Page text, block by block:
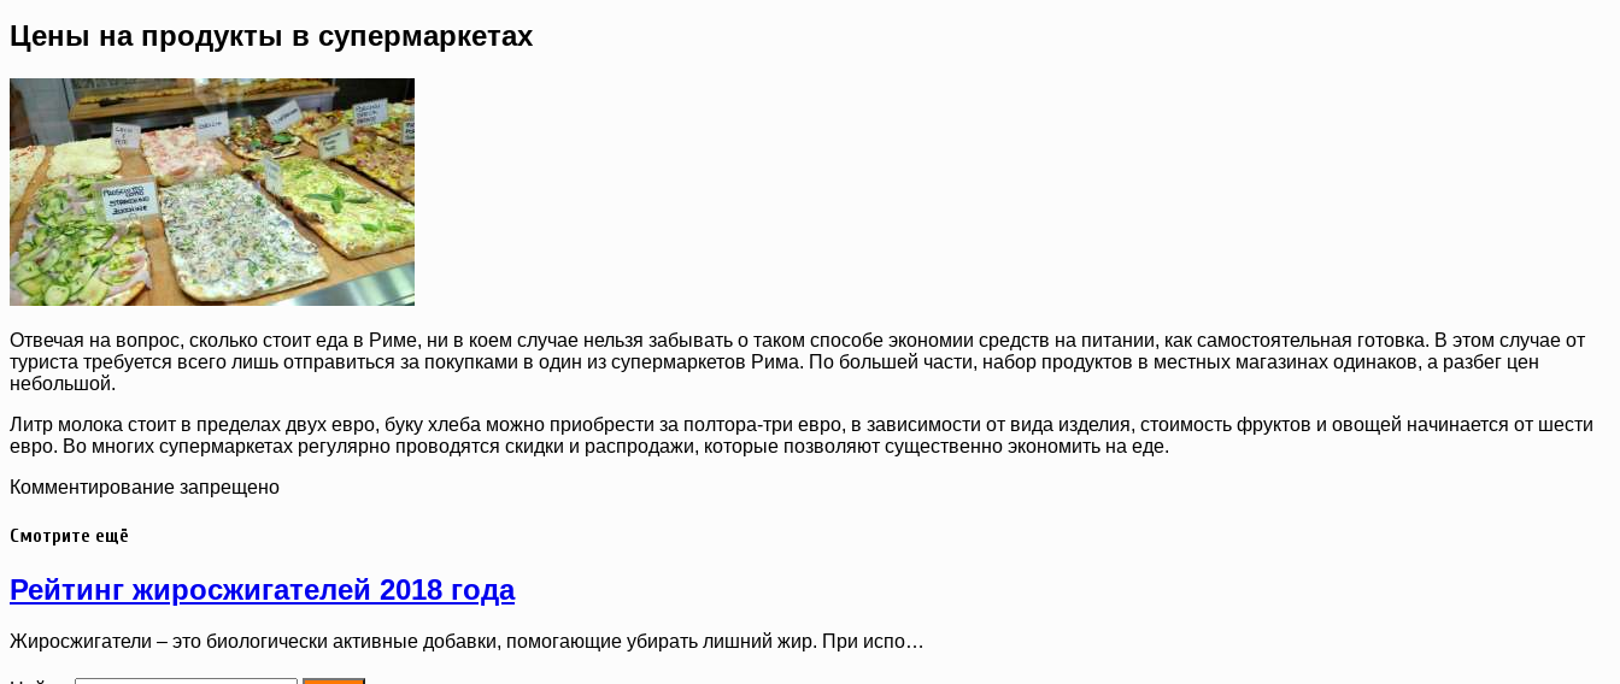
Цены на продукты в супермаркетах
Отвечая на вопрос, сколько стоит еда в Риме, ни в коем случае нельзя забывать о таком способе экономии средств на питании, как самостоятельная готовка. В этом случае от
туриста требуется всего лишь отправиться за покупками в один из супермаркетов Рима. По большей части, набор продуктов в местных магазинах одинаков, а разбег цен
небольшой.
Литр молока стоит в пределах двух евро, буку хлеба можно приобрести за полтора-три евро, в зависимости от вида изделия, стоимость фруктов и овощей начинается от шести
евро. Во многих супермаркетах регулярно проводятся скидки и распродажи, которые позволяют существенно экономить на еде.
Комментирование запрещено
Смотрите ещё
Рейтинг жиросжигателей 2018 года
Жиросжигатели – это биологически активные добавки, помогающие убирать лишний жир. При испо…